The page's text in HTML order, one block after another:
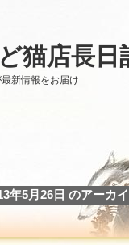
猫店長日
新情報をお届け
年5月26日 のアーカ